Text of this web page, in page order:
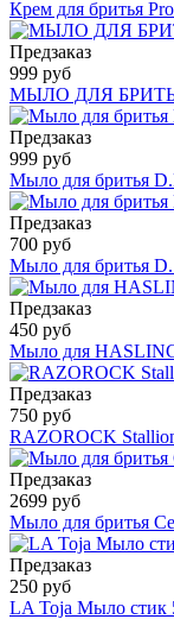
Крем для бритья
Предзаказ
999 руб
МЫЛО ДЛЯ БРИТЬЯ
Предзаказ
999 руб
Мыло для бритья
Предзаказ
700 руб
Мыло для бритья
Предзаказ
450 руб
Мыло для
Предзаказ
750 руб
RAZOROCK
Предзаказ
2699 руб
Мыло для бритья
Предзаказ
250 руб
LA Toja Мыло стик